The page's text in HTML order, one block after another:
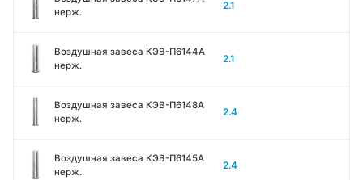
нерж.
2.1
Воздушная завеса КЭВ-П6144A
нерж.
2.1
Воздушная завеса КЭВ-П6148A
нерж.
2.4
Воздушная завеса КЭВ-П6145A
нерж.
2.4